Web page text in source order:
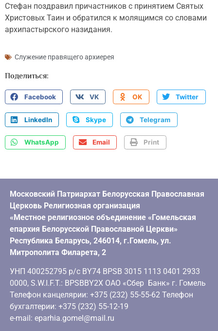
Стефан поздравил причастников с принятием Святых
Христовых Таин и обратился к молящимся со словами
архипастырского назидания.
Служение правящего архиерея
Поделиться:
Facebook VK OK Twitter
LinkedIn Skype Telegram
WhatsApp Email Print
Московский Патриархат Белорусская Православная
Церковь Религиозная организация
«Местное религиозное объединение «Гомельская
епархия Белорусской Православной Церкви»
Республика Беларусь, 246014, г.Гомель, ул.
Митрополита Филарета, 2
УНП 400252795 р/с BY74 BPSB 3015 1113 0401 2933
0000, S.W.I.F.T.: BPSBBY2X ОАО «Сбер Банк» г. Гомель
Телефон канцелярии: +375 (232) 55-55-62 Телефон
бухгалтерии: +375 (232) 55-12-19
e-mail: eparhia.gomel@mail.ru